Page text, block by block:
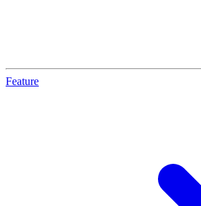
Feature